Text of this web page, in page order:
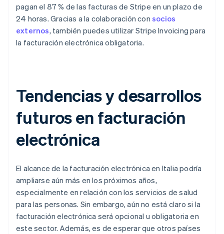
pagan el 87 % de las facturas de Stripe en un plazo de
24 horas. Gracias a la colaboración con socios
externos, también puedes utilizar Stripe Invoicing para
la facturación electrónica obligatoria.
Tendencias y desarrollos
futuros en facturación
electrónica
El alcance de la facturación electrónica en Italia podría
ampliarse aún más en los próximos años,
especialmente en relación con los servicios de salud
para las personas. Sin embargo, aún no está claro si la
facturación electrónica será opcional u obligatoria en
este sector. Además, es de esperar que otros países